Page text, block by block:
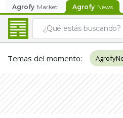
Agrofy Market Agrofy News
Temas del momento: